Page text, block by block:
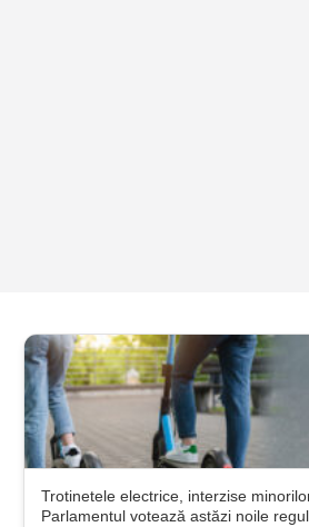
Trotinetele electrice, interzise
Parlamentul votează astăzi noile